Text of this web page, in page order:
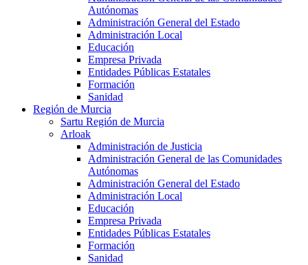
Autónomas
Administración General del Estado
Administración Local
Educación
Empresa Privada
Entidades Públicas Estatales
Formación
Sanidad
Región de Murcia
Sartu Región de Murcia
Arloak
Administración de Justicia
Administración General de las Comunidades
Autónomas
Administración General del Estado
Administración Local
Educación
Empresa Privada
Entidades Públicas Estatales
Formación
Sanidad